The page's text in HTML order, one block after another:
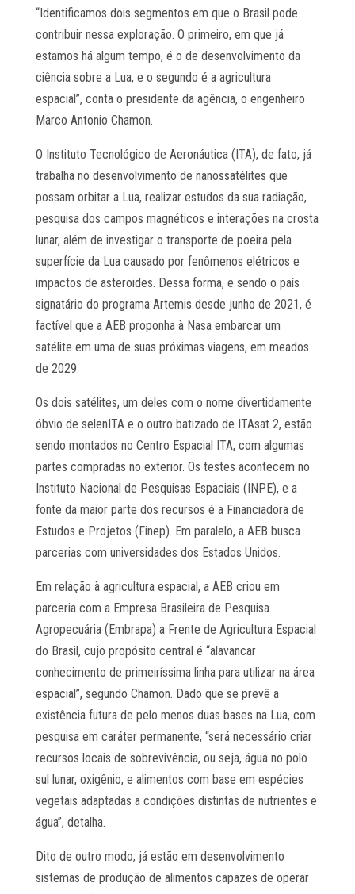
“Identificamos dois segmentos em que o Brasil pode
contribuir nessa exploração. O primeiro, em que já
estamos há algum tempo, é o de desenvolvimento da
ciência sobre a Lua, e o segundo é a agricultura
espacial”, conta o presidente da agência, o engenheiro
Marco Antonio Chamon.
O Instituto Tecnológico de Aeronáutica (ITA), de fato, já
trabalha no desenvolvimento de nanossatélites que
possam orbitar a Lua, realizar estudos da sua radiação,
pesquisa dos campos magnéticos e interações na crosta
lunar, além de investigar o transporte de poeira pela
superfície da Lua causado por fenômenos elétricos e
impactos de asteroides. Dessa forma, e sendo o país
signatário do programa Artemis desde junho de 2021, é
factível que a AEB proponha à Nasa embarcar um
satélite em uma de suas próximas viagens, em meados
de 2029.
Os dois satélites, um deles com o nome divertidamente
óbvio de selenITA e o outro batizado de ITAsat 2, estão
sendo montados no Centro Espacial ITA, com algumas
partes compradas no exterior. Os testes acontecem no
Instituto Nacional de Pesquisas Espaciais (INPE), e a
fonte da maior parte dos recursos é a Financiadora de
Estudos e Projetos (Finep). Em paralelo, a AEB busca
parcerias com universidades dos Estados Unidos.
Em relação à agricultura espacial, a AEB criou em
parceria com a Empresa Brasileira de Pesquisa
Agropecuária (Embrapa) a Frente de Agricultura Espacial
do Brasil, cujo propósito central é “alavancar
conhecimento de primeiríssima linha para utilizar na área
espacial”, segundo Chamon. Dado que se prevê a
existência futura de pelo menos duas bases na Lua, com
pesquisa em caráter permanente, “será necessário criar
recursos locais de sobrevivência, ou seja, água no polo
sul lunar, oxigênio, e alimentos com base em espécies
vegetais adaptadas a condições distintas de nutrientes e
água”, detalha.
Dito de outro modo, já estão em desenvolvimento
sistemas de produção de alimentos capazes de operar